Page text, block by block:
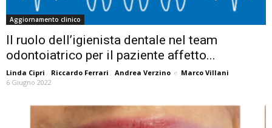
Aggiornamento clinico
Il ruolo dell’igienista dentale nel team
odontoiatrico per il paziente affetto...
Linda Cipri , Riccardo Ferrari , Andrea Verzino e Marco Villani
6 Giugno 2022